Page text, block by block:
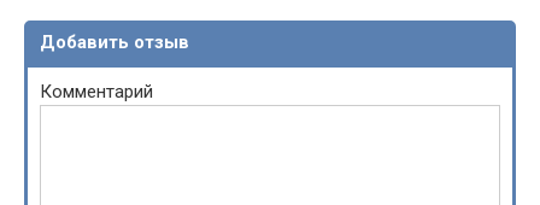
Добавить отзыв
Комментарий